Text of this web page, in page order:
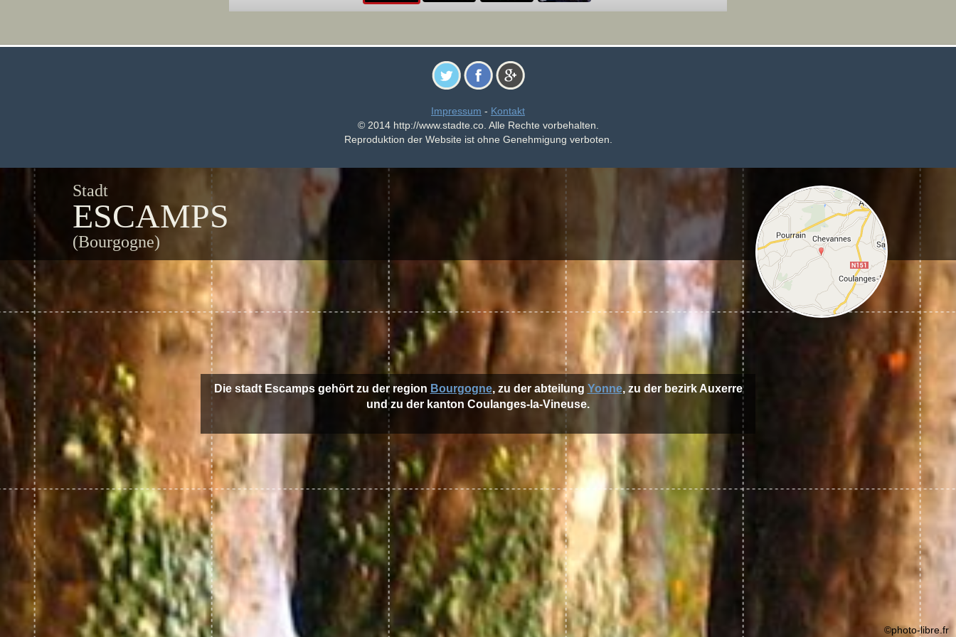
Impressum - Kontakt
© 2014 http://www.stadte.co. Alle Rechte vorbehalten.
Reproduktion der Website ist ohne Genehmigung verboten.
Stadt
ESCAMPS
(Bourgogne)
Die stadt Escamps gehört zu der region Bourgogne, zu der abteilung Yonne, zu der bezirk Auxerre
und zu der kanton Coulanges-la-Vineuse.
©photo-libre.fr